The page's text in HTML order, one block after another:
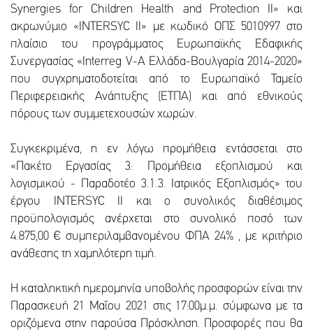
Synergies for Children Health and Protection II» και
ακρωνύμιο «INTERSYC II» με κωδικό ΟΠΣ 5010997 στο
πλαίσιο του προγράμματος Ευρωπαϊκής Εδαφικής
Συνεργασίας «Interreg V-A Ελλάδα-Βουλγαρία 2014-2020»
που συγχρηματοδοτείται από το Ευρωπαϊκό Ταμείο
Περιφερειακής Ανάπτυξης (ΕΤΠΑ) και από εθνικούς
πόρους των συμμετεχουσών χωρών.
Συγκεκριμένα, η εν λόγω προμήθεια εντάσσεται στο
«Πακέτο Εργασίας 3: Προμήθεια εξοπλισμού και
λογισμικού - Παραδοτέο 3.1.3. Ιατρικός Εξοπλισμός» του
έργου ΙΝΤΕRSYC II και ο συνολικός διαθέσιμος
προϋπολογισμός ανέρχεται στο συνολικό ποσό των
4.875,00 € συμπεριλαμβανομένου ΦΠΑ 24% , με κριτήριο
ανάθεσης τη χαμηλότερη τιμή.
Η καταληκτική ημερομηνία υποβολής προσφορών είναι την
Παρασκευή 21 Μαΐου 2021 στις 17:00μ.μ. σύμφωνα με τα
οριζόμενα στην παρούσα Πρόσκληση. Προσφορές που θα